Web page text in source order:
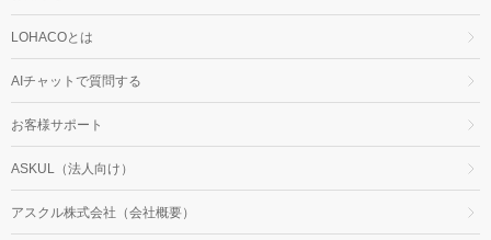
LOHACOとは
AIチャットで質問する
お客様サポート
ASKUL（法人向け）
アスクル株式会社（会社概要）